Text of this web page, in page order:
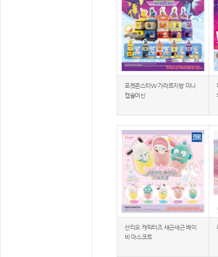
포켓몬스터W 가라르지방 미니
캡슐머신
산리오 캐릭터즈 새근새근 베이
비 마스코트